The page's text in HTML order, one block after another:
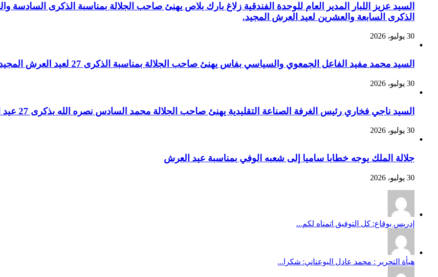
السيد عزيز اللبار المدير العام للوحدة الفندقية زلاغ بارك بلاص يهنئ صاحب الجلالة بمناسبة الذكرى
الذكرى السابعة والعشرين لعيد العرش المجيد.
30 يوليو، 2026
السيد محمد مفيد الفاعل الجمعوي والسياسي بفاس يهنئ صاحب الجلالة بمناسبة الذكرى 27 لعيد العرش المجيد
30 يوليو، 2026
السيد ناجي فخاري رئيس الغرفة الصناعة التقليدية يهنئ صاحب الجلالة محمد السادس نصره الله بذكرى 27 عيد العرش المجيد
30 يوليو، 2026
جلالة الملك يوجه خطابا ساميا إلى شعبه الوفي بمناسبة عيد العرش
30 يوليو، 2026
إدريس بوقاع: كل التوفيق اتمناه لكم...
هيأة التحرير : محمد عادل البوعناني: شكرا...